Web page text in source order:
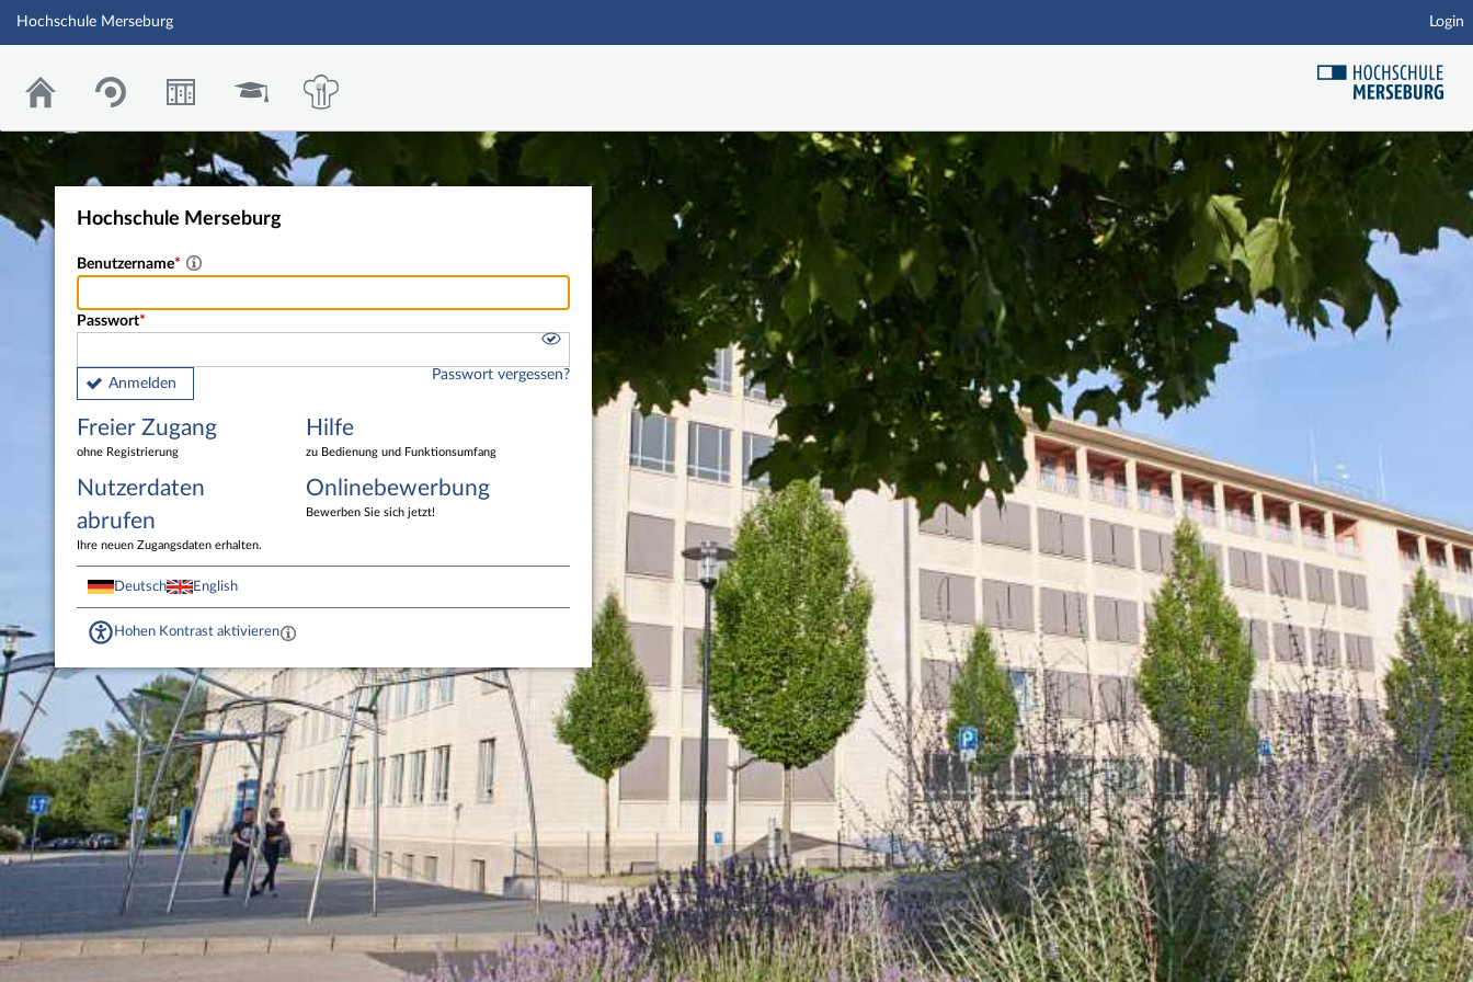
Hauptnavigation
Fußzeile
Hochschule Merseburg Login
Hochschule Merseburg
Benutzername
Passwort
Anmelden
Passwort vergessen?
Freier Zugang
ohne Registrierung
Hilfe
zu Bedienung und Funktionsumfang
Nutzerdaten
abrufen
Ihre neuen Zugangsdaten erhalten.
Onlinebewerbung
Bewerben Sie sich jetzt!
Deutsch English
Hohen Kontrast aktivieren